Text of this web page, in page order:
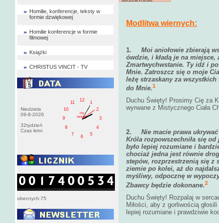
Homilie, konferencje, teksty w
formie dzwiękowej
Homilie konferencje w formie
filmowej
Książki
CHRISTUS VINCIT - TV
Niedziela
09-8-2026
32tydzień
Czas letni
1
2
3
4
5
6
7
8
9
10
11
12
PM
niedziela
obecnych:75
Modlitwa wiernych:
1. Moi aniołowie zbierają
ówdzie, i kładą je na miejsce,
Zmartwychwstanie. Ty idź i
Mnie. Zatroszcz się o moje
leżę strzaskany za
do Mnie.1
Duchu Święty! Prosimy Cię za
wyrwane z Mistycznego Ciała
2. Nie macie prawa
Króla rozpowszechniła się
było lepiej rozumiane i
chociaż jedna jest równie
stepów, rozprzestrzenią się z
ziemie po kolei, aż do
myśliwy, odpocznę w
Zbawcy będzie dokonane.2
Duchu Święty! Rozpalaj w
Miłości, aby z gorliwością
lepiej rozumiane i prawdziwie